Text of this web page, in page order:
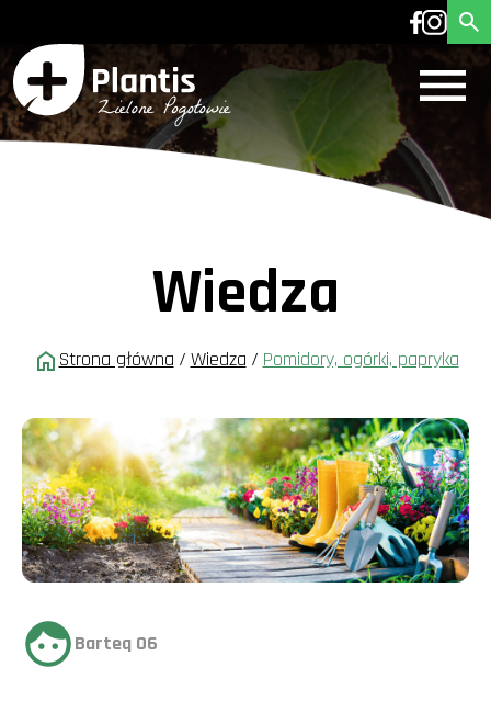
Wiedza
Strona główna / Wiedza / Pomidory, ogórki, papryka
Barteq 06